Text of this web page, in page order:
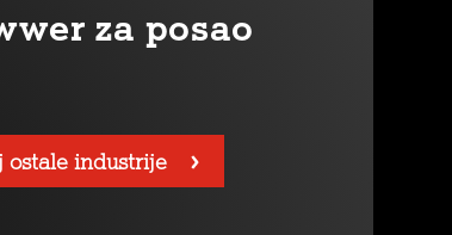
za posao
ostale industrije